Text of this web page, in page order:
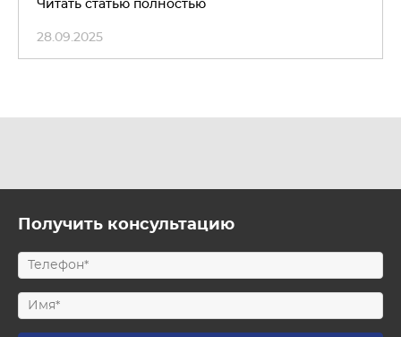
Читать статью полностью
28.09.2025
Получить консультацию